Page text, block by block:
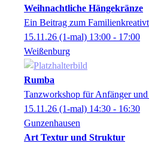
Weihnachtliche Hängekränze
Ein Beitrag zum
15.11.26 (1-mal) 13:00 - 17:00
Weißenburg
Rumba
Tanzworkshop für Anfänger
15.11.26 (1-mal) 14:30 - 16:30
Gunzenhausen
Art Textur und Struktur